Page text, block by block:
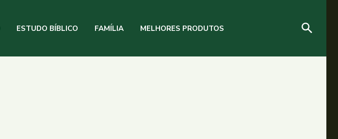
ESTUDO BÍBLICO FAMÍLIA MELHORES PRODUTOS